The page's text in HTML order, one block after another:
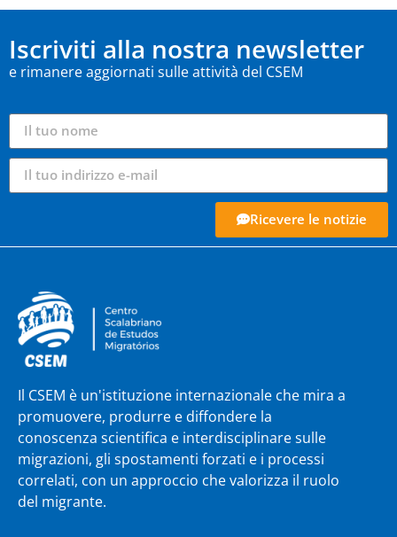
Iscriviti alla nostra newsletter
e rimanere aggiornati sulle attività del CSEM
Ricevere le notizie
Il CSEM è un'istituzione internazionale che mira a
promuovere, produrre e diffondere la
conoscenza scientifica e interdisciplinare sulle
migrazioni, gli spostamenti forzati e i processi
correlati, con un approccio che valorizza il ruolo
del migrante.